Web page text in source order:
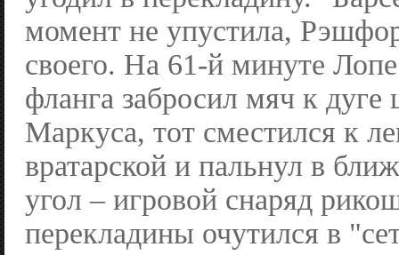
момент не упустила,
своего. На 61-й минуте
фланга забросил мяч к
Маркуса, тот сместился к
вратарской и пальнул в
угол – игровой снаряд
перекладины очутился в